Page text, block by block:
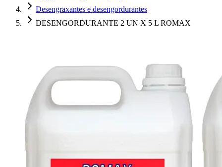
Desengraxantes e desengordurantes
DESENGORDURANTE 2 UN X 5 L ROMAX